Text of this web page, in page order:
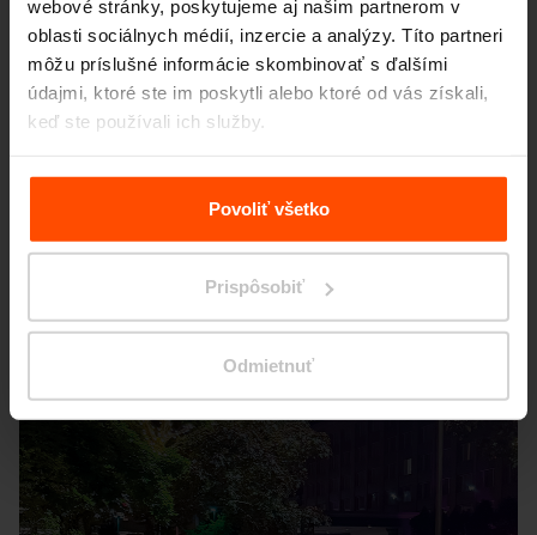
webové stránky, poskytujeme aj našim partnerom v
oblasti sociálnych médií, inzercie a analýzy. Títo partneri
môžu príslušné informácie skombinovať s ďalšími
údajmi, ktoré ste im poskytli alebo ktoré od vás získali,
keď ste používali ich služby.
Viac informácií nájdete na stránkeZásady zpracování
Povoliť všetko
Prispôsobiť
Odmietnuť
Seattle – Popup park